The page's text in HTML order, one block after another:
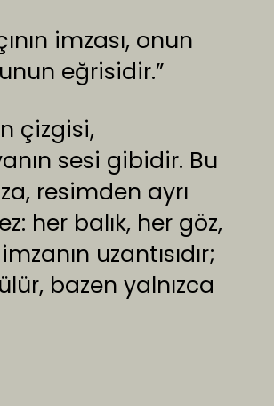
imzası, onun
eğrisidir.”
çizgisi,
sesi gibidir. Bu
resimden ayrı
her balık, her göz,
uzantısıdır;
bazen yalnızca